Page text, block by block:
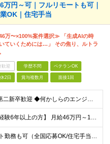
円～可｜フルリモートも可｜
OK｜住宅手当
万〜×100%案件選択≫ 「生成AIの時
ていくためには…」 その焦り、ルトラ
歓迎 学歴不問 ベテランOK
2日 賞与複数月 面接1回
◆学歴不問 / 第二新卒歓迎 ◆何かしらのエンジニア経験をお持ちの方 （言語・期間・フェーズ不問） 経験浅めの方も遠慮なくご応募ください！ ■入社前Q＆A ────── ◎実力に見合った報酬が手に
【エンジニア経験6年以上の方】 月給46万円～100万円（固定残業代含む） ※上記月給には月30時間分の固定残業代（月8万7,400円～月19万円）を含む。超過分は全額支給。 【エンジニア経験4年以
★フルリモート勤務も可（全国応募OK/住宅手当を支給します） ※案件によって常駐が必要になる場合があります。 ※希望がない限り、転勤はありません ※U・Iターン歓迎 ★ルトラの社員は全国各地で活躍中